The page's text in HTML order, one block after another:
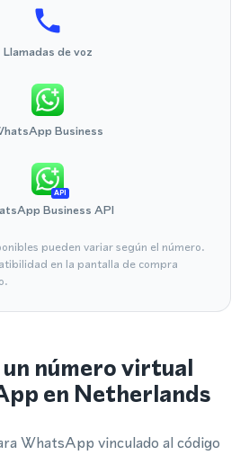
Llamadas de voz
Business
API
Business API
pueden variar según el número.
en la pantalla de compra
número virtual
en Netherlands
WhatsApp vinculado al código